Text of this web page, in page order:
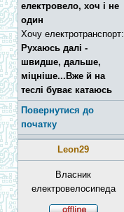
електровело, хоч і не
один
Хочу електротранспорт:
Рухаюсь далі -
швидше, дальше,
міцніше...Вже й на
теслі буває катаюсь
Повернутися до
початку
Leon29
Власник
електровелосипеда